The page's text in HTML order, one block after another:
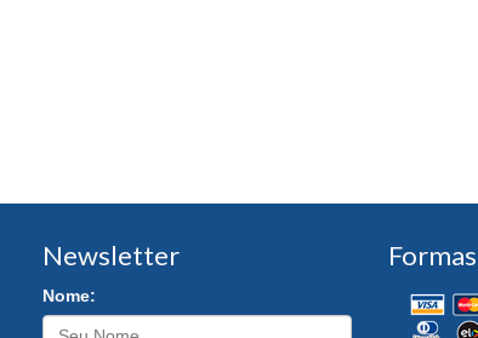
Newsletter
Nome: